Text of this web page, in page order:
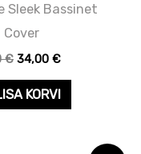
Sleek Bassinet
Cover
€ 34,00 €
KORVI